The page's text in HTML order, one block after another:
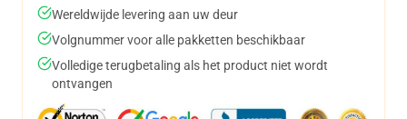
Wereldwijde levering aan uw deur
Volgnummer voor alle pakketten beschikbaar
Volledige terugbetaling als het product niet wordt
ontvangen